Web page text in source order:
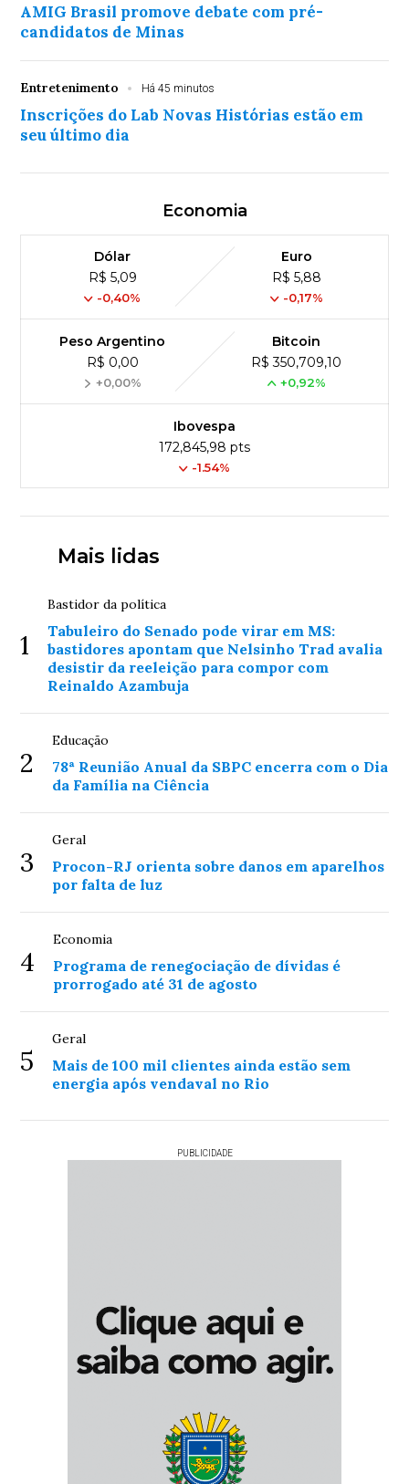
AMIG Brasil promove debate com pré-
candidatos de Minas
Entretenimento Há 45 minutos
Inscrições do Lab Novas Histórias estão em
seu último dia
Economia
Dólar
R$ 5,09
-0,40%
Euro
R$ 5,88
-0,17%
Peso Argentino
R$ 0,00
+0,00%
Bitcoin
R$ 350,709,10
+0,92%
Ibovespa
172,845,98 pts
-1.54%
Mais lidas
1
Bastidor da política
Tabuleiro do Senado pode virar em MS:
bastidores apontam que Nelsinho Trad avalia
desistir da reeleição para compor com
Reinaldo Azambuja
2
Educação
78ª Reunião Anual da SBPC encerra com o Dia
da Família na Ciência
3
Geral
Procon-RJ orienta sobre danos em aparelhos
por falta de luz
4
Economia
Programa de renegociação de dívidas é
prorrogado até 31 de agosto
5
Geral
Mais de 100 mil clientes ainda estão sem
energia após vendaval no Rio
PUBLICIDADE